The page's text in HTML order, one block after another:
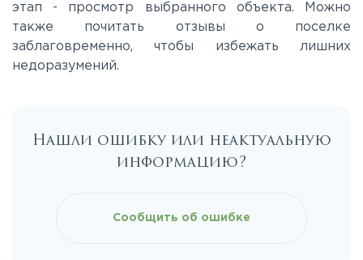
Рублево-Успенское
Таракановское
этап - просмотр выбранного объекта. Можно
также почитать отзывы о поселке
заблаговременно, чтобы избежать лишних
недоразумений.
Нашли ошибку или неактуальную
информацию?
Сообщить об ошибке